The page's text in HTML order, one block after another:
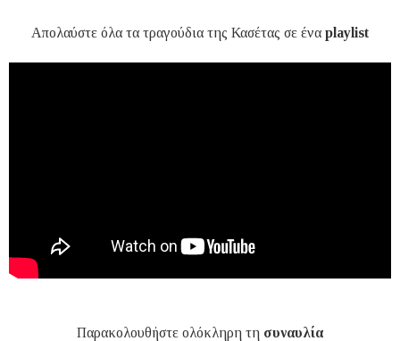
Απολαύστε όλα τα τραγούδια της Κασέτας σε ένα playlist
Παρακολουθήστε ολόκληρη τη συναυλία